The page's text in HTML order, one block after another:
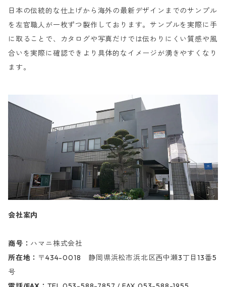
日本の伝統的な仕上げから海外の最新デザインまでのサンプル
を左官職人が一枚ずつ製作しております。サンプルを実際に手
に取ることで、カタログや写真だけでは伝わりにくい質感や風
合いを実際に確認できより具体的なイメージが湧きやすくなり
ます。
会社案内
商号： ハマニ株式会社
所在地： 〒434-0018 静岡県浜松市浜北区西中瀬3丁目13番5
号